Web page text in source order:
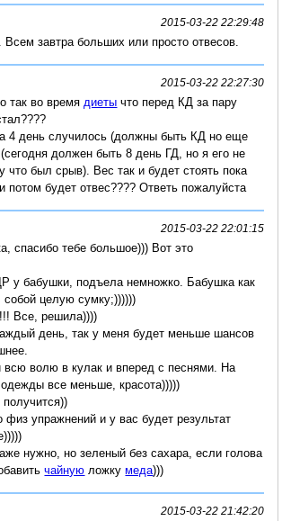
2015-03-22 22:29:48
Всем завтра больших или просто отвесов.
2015-03-22 22:27:30
так во время диеты что перед КД за пару
4 день случилось (должны быть КД но еще
должен быть 8 день ГД, но я его не
что был срыв). Вес так и будет стоять пока
потом будет отвес???? Ответь пожалуйста
2015-03-22 22:01:15
спасибо тебе большое))) Вот это
у бабушки, подъела немножко. Бабушка как
собой целую сумку;))))))
Все, решила))))
день, так у меня будет меньше шансов
всю волю в кулак и вперед с песнями. На
все меньше, красота)))))
физ упражнений и у вас будет результат
нужно, но зеленый без сахара, если голова
чайную ложкумеда)))
2015-03-22 21:42:20